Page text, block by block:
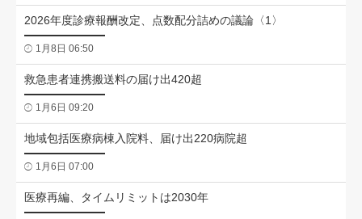
2026年度診療報酬改定、点数配分詰めの議論〈1〉
1月8日 06:50
救急患者連携搬送料の届け出420超
1月6日 09:20
地域包括医療病棟入院料、届け出220病院超
1月6日 07:00
医療再編、タイムリミットは2030年